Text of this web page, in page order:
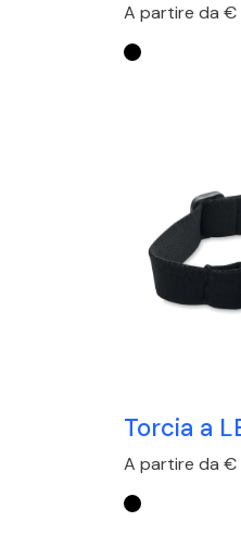
A partire da €
Torcia a
A partire da €